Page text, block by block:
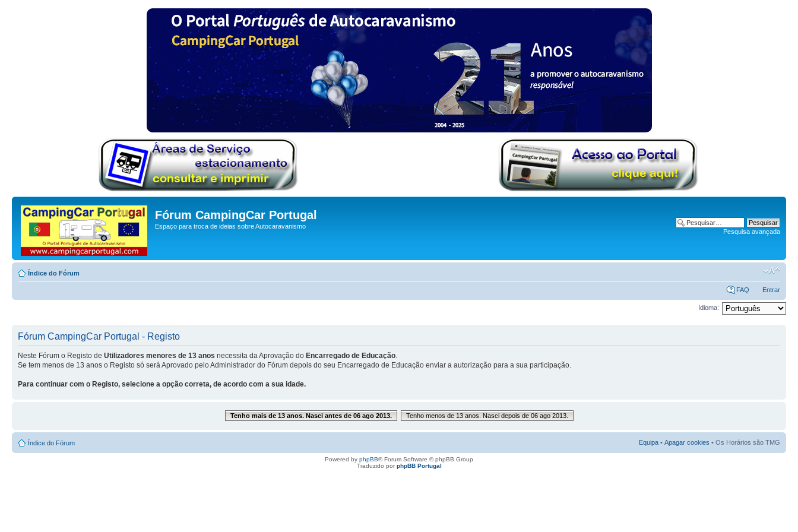
Fórum CampingCar Portugal
Espaço para troca de ideias sobre Autocaravanismo
Pesquisa avançada
Índice do Fórum
FAQ Entrar
Idioma:
Fórum CampingCar Portugal - Registo
Neste Fórum o Registo de Utilizadores menores de 13 anos necessita da Aprovação do Encarregado de Educação
Se tem menos de 13 anos o Registo só será Aprovado pelo Administrador do Fórum depois do seu Encarregado de Educação enviar a autorização para a sua participação.
Para continuar com o Registo, selecione a opção correta, de acordo com a sua idade.
Tenho mais de 13 anos. Nasci antes de 06 ago 2013. Tenho menos de 13 anos. Nasci depois de 06 ago 2013.
Índice do Fórum Equipa • Apagar cookies • Os Horários são TMG
Powered by phpBB® Forum Software © phpBB Group
Traduzido porphpBB Portugal